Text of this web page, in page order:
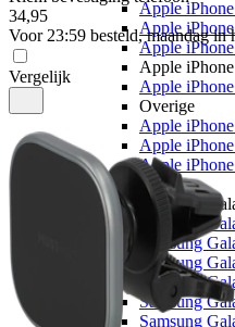
Apple
Apple
Apple
Apple
Apple
Overige
Apple
Apple
Apple
Samsung
Samsung
Samsung
Samsung
Samsung
Samsung
Samsung
Samsung
34,95
Voor 23:59 besteld, maandag in
Vergelijk